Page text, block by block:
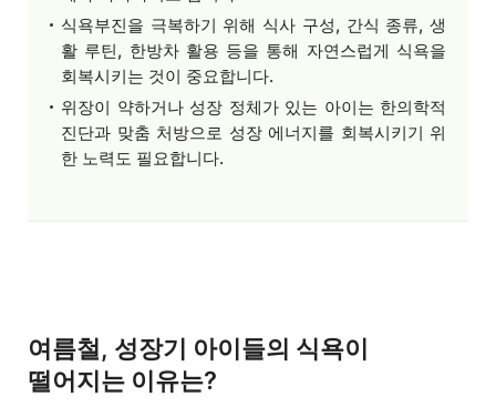
식욕부진을 극복하기 위해 식사 구성, 간식 종류, 생
활 루틴, 한방차 활용 등을 통해 자연스럽게 식욕을
회복시키는 것이 중요합니다.
위장이 약하거나 성장 정체가 있는 아이는 한의학적
진단과 맞춤 처방으로 성장 에너지를 회복시키기 위
한 노력도 필요합니다.
여름철, 성장기 아이들의 식욕이
떨어지는 이유는?